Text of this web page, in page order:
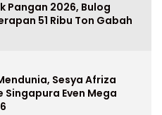
Pangan 2026, Bulog
51 Ribu Ton Gabah
Sesya Afriza
Singapura Even Mega